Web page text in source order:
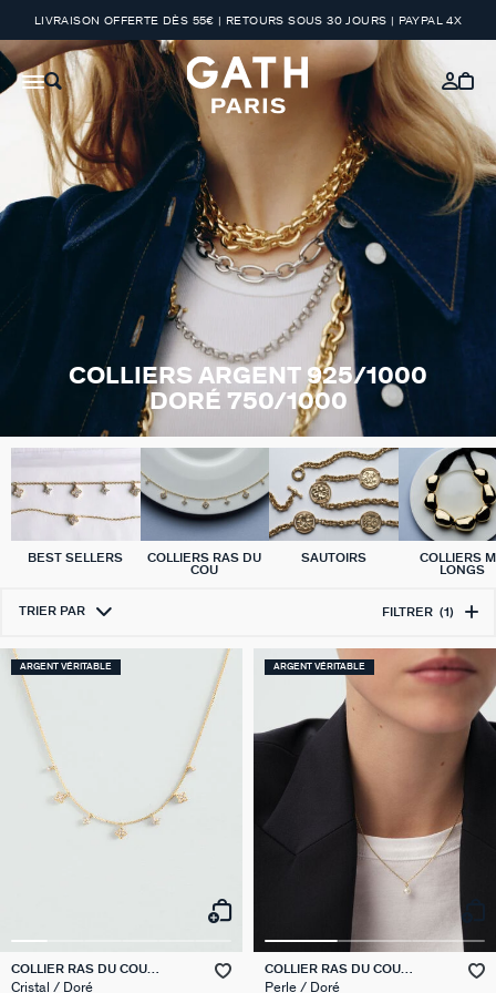
LIVRAISON OFFERTE DÈS 55€ | RETOURS SOUS 30 JOURS | PAYPAL 4X
COLLIERS ARGENT 925/1000
DORÉ 750/1000
BEST SELLERS
COLLIERS RAS DU
COU
SAUTOIRS
COLLIERS
LONGS
TRIER PAR FILTRER (1)
ARGENT VÉRITABLE
COLLIER RAS DU COU
BELOVED
Cristal / Doré
ARGENT VÉRITABLE
COLLIER RAS DU COU
PERLYS
Perle / Doré